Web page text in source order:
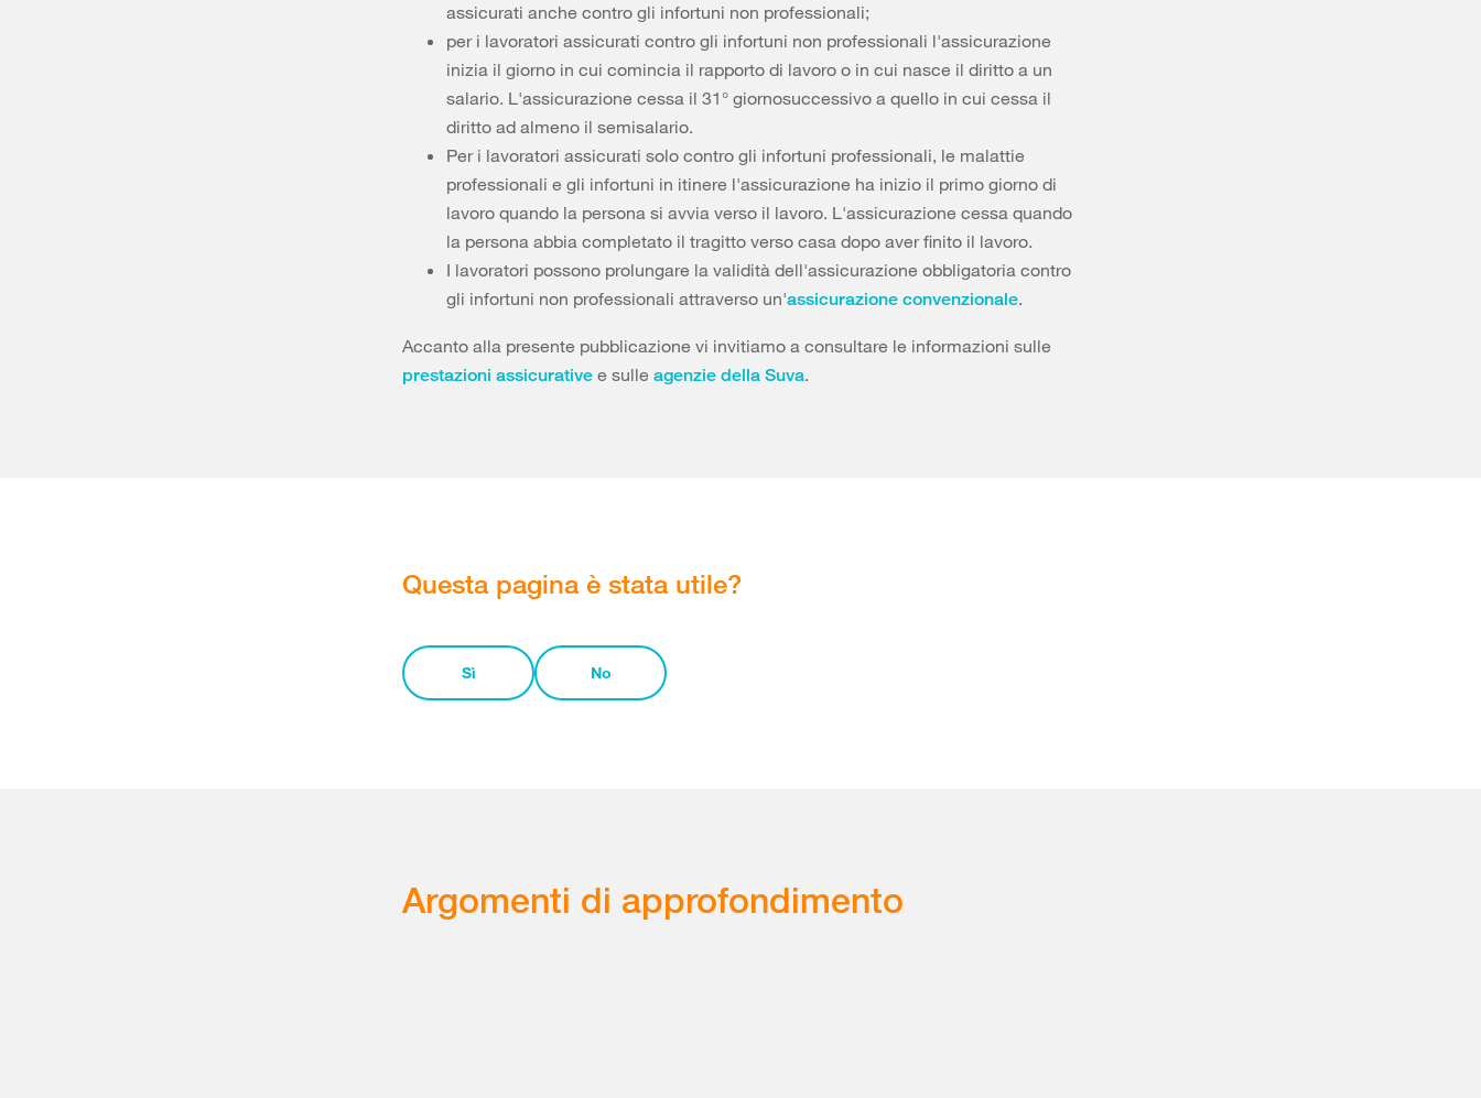
assicurati anche contro gli infortuni non professionali;
per i lavoratori assicurati contro gli infortuni non professionali l'assicurazione
inizia il giorno in cui comincia il rapporto di lavoro o in cui nasce il diritto a un
salario. L'assicurazione cessa il 31° giornosuccessivo a quello in cui cessa il
diritto ad almeno il semisalario.
Per i lavoratori assicurati solo contro gli infortuni professionali, le malattie
professionali e gli infortuni in itinere l'assicurazione ha inizio il primo giorno di
lavoro quando la persona si avvia verso il lavoro. L'assicurazione cessa quando
la persona abbia completato il tragitto verso casa dopo aver finito il lavoro.
I lavoratori possono prolungare la validità dell'assicurazione obbligatoria contro
gli infortuni non professionali attraverso un'assicurazione convenzionale.
Accanto alla presente pubblicazione vi invitiamo a consultare le informazioni sulle
prestazioni assicurative e sulle agenzie della Suva.
Questa pagina è stata utile?
Sì No
Argomenti di approfondimento